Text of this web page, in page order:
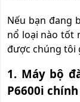
Nếu bạn đang
nổ loại nào tốt
được chúng tôi
1. Máy bộ
P6600i